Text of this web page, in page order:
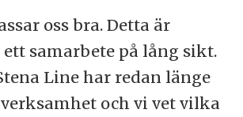
oss bra. Detta är
samarbete på lång sikt.
Line har redan länge
och vi vet vilka